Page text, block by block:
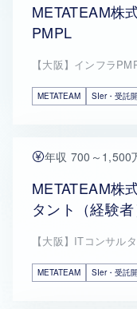
METATEAM株
PMPL
【大阪】インフラ
METATEAM SIer・受託
年収 700～1,500
METATEAM株
タント（経験者
【大阪】ITコンサル
METATEAM SIer・受託